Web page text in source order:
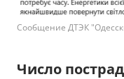
Сообщение ДТЭК
Число